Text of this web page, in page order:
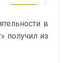
в
получил из